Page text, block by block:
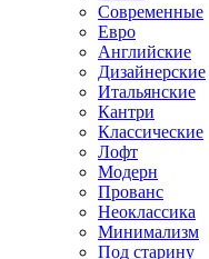
Современные
Евро
Английские
Дизайнерские
Итальянские
Кантри
Классические
Лофт
Модерн
Прованс
Неоклассика
Минимализм
Под старину